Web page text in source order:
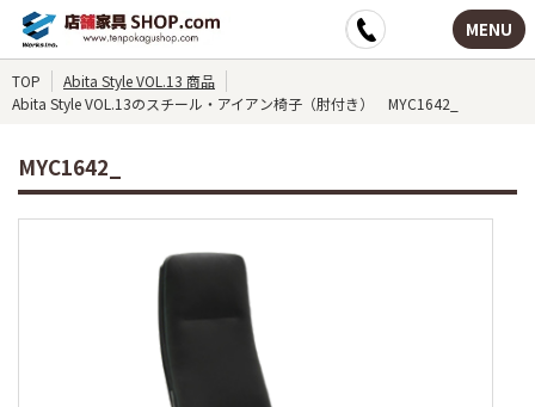
MENU
TOP
Abita Style VOL.13 商品
Abita Style VOL.13のスチール・アイアン椅子（肘付き） MYC1642_
MYC1642_